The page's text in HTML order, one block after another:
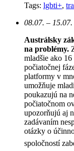
Tags: lgbti+,
08.07. – 15.07.
Austrálsky
na problémy.
mladšie ako
počiatočnej
platformy v
umožňuje
poukazujú na
počiatočnom
upozorňujú aj
zadávaním
otázky o
spoločností